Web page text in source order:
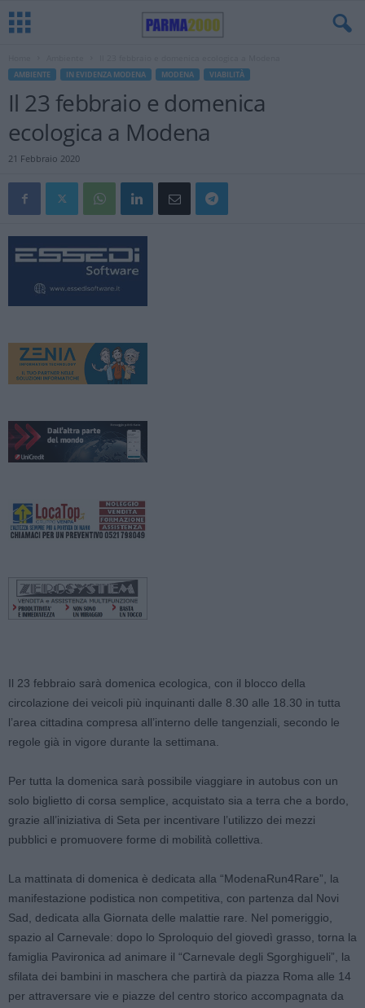
AMBIENTE IN EVIDENZA MODENA MODENA VIABILITÀ
Il 23 febbraio e domenica
ecologica a Modena
21 Febbraio 2020
Il 23 febbraio sarà domenica ecologica, con il blocco della
circolazione dei veicoli più inquinanti dalle 8.30 alle 18.30 in tutta
l’area cittadina compresa all’interno delle tangenziali, secondo le
regole già in vigore durante la settimana.
Per tutta la domenica sarà possibile viaggiare in autobus con un
solo biglietto di corsa semplice, acquistato sia a terra che a bordo,
grazie all’iniziativa di Seta per incentivare l’utilizzo dei mezzi
pubblici e promuovere forme di mobilità collettiva.
La mattinata di domenica è dedicata alla “ModenaRun4Rare”, la
manifestazione podistica non competitiva, con partenza dal Novi
Sad, dedicata alla Giornata delle malattie rare. Nel pomeriggio,
spazio al Carnevale: dopo lo Sproloquio del giovedì grasso, torna la
famiglia Pavironica ad animare il “Carnevale degli Sgorghigueli”, la
sfilata dei bambini in maschera che partirà da piazza Roma alle 14
per attraversare vie e piazze del centro storico accompagnata da